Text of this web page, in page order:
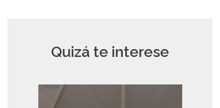
Quizá te interese